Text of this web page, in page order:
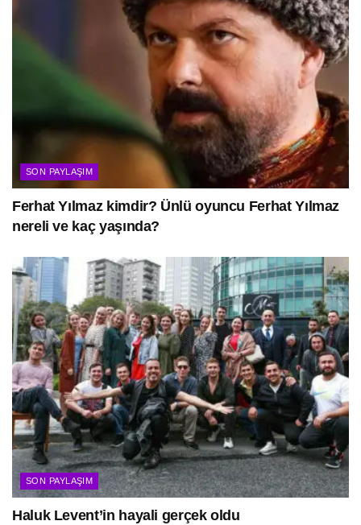
SON PAYLAŞIM
Ferhat Yılmaz kimdir? Ünlü oyuncu Ferhat Yılmaz
nereli ve kaç yaşında?
SON PAYLAŞIM
Haluk Levent’in hayali gerçek oldu